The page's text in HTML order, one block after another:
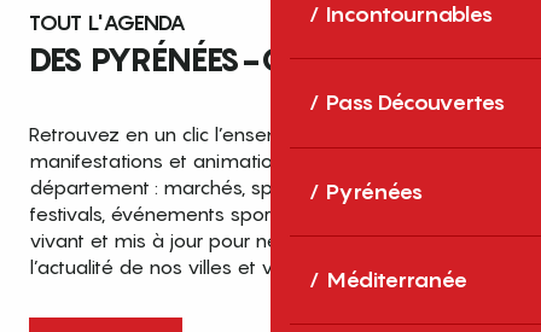
Incontournables
Pass Découvertes
Pyrénées
Méditerranée
TOUT L'AGENDA
DES PYRÉNÉES-ORIENTALES
Retrouvez en un clic l’ensemble des fêtes,
manifestations et animations recensées dans le
département : marchés, spectacles, expositions,
festivals, événements sportifs et culturels… un agenda
vivant et mis à jour pour ne rien manquer de
l’actualité de nos villes et villages.